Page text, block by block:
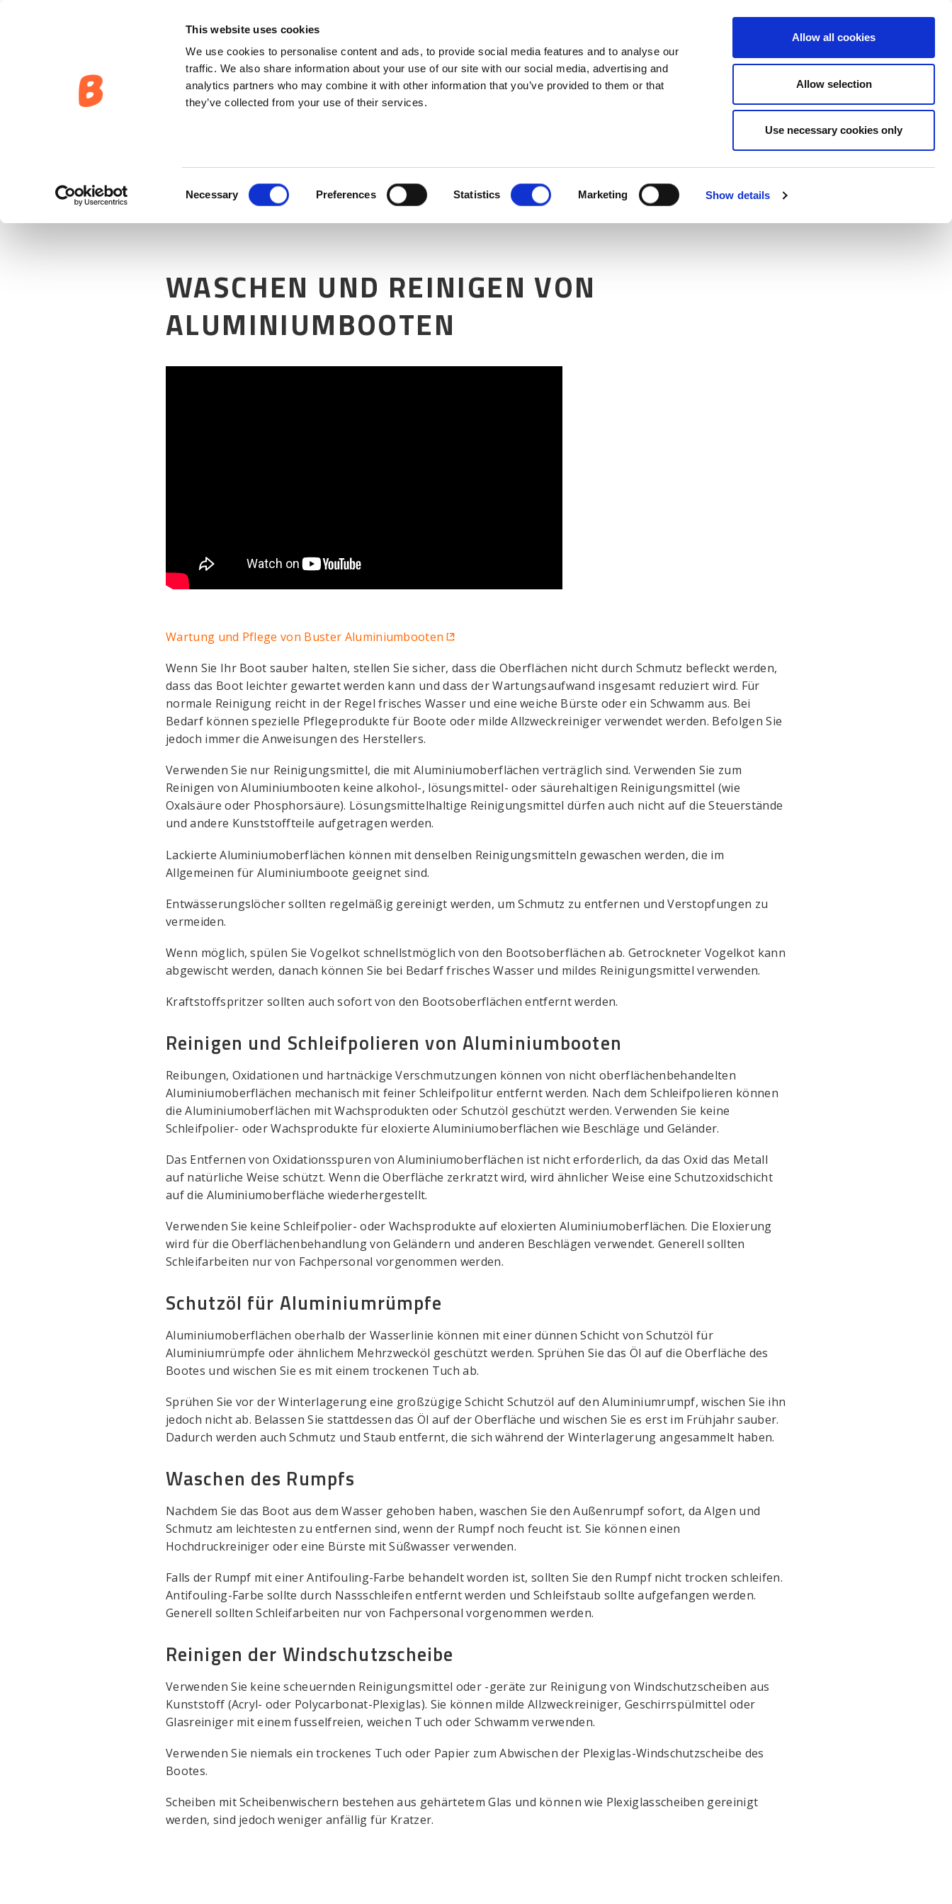
This website uses cookies
We use cookies to personalise content and ads, to provide social media features and to analyse our
traffic. We also share information about your use of our site with our social media, advertising and
analytics partners who may combine it with other information that you’ve provided to them or that
they’ve collected from your use of their services.
Necessary Preferences Statistics Marketing Show details
Allow all cookies
Allow selection
Use necessary cookies only
Share in Twitter
Share inShare
WASCHEN UND REINIGEN VON
ALUMINIUMBOOTEN
Wartung und Pflege von Buster Aluminiumbooten
Wenn Sie Ihr Boot sauber halten, stellen Sie sicher, dass die Oberflächen nicht durch Schmutz befleckt werden,
dass das Boot leichter gewartet werden kann und dass der Wartungsaufwand insgesamt reduziert wird. Für
normale Reinigung reicht in der Regel frisches Wasser und eine weiche Bürste oder ein Schwamm aus. Bei
Bedarf können spezielle Pflegeprodukte für Boote oder milde Allzweckreiniger verwendet werden. Befolgen Sie
jedoch immer die Anweisungen des Herstellers.
Verwenden Sie nur Reinigungsmittel, die mit Aluminiumoberflächen verträglich sind. Verwenden Sie zum
Reinigen von Aluminiumbooten keine alkohol-, lösungsmittel- oder säurehaltigen Reinigungsmittel (wie
Oxalsäure oder Phosphorsäure). Lösungsmittelhaltige Reinigungsmittel dürfen auch nicht auf die Steuerstände
und andere Kunststoffteile aufgetragen werden.
Lackierte Aluminiumoberflächen können mit denselben Reinigungsmitteln gewaschen werden, die im
Allgemeinen für Aluminiumboote geeignet sind.
Entwässerungslöcher sollten regelmäßig gereinigt werden, um Schmutz zu entfernen und Verstopfungen zu
vermeiden.
Wenn möglich, spülen Sie Vogelkot schnellstmöglich von den Bootsoberflächen ab. Getrockneter Vogelkot kann
abgewischt werden, danach können Sie bei Bedarf frisches Wasser und mildes Reinigungsmittel verwenden.
Kraftstoffspritzer sollten auch sofort von den Bootsoberflächen entfernt werden.
Reinigen und Schleifpolieren von Aluminiumbooten
Reibungen, Oxidationen und hartnäckige Verschmutzungen können von nicht oberflächenbehandelten
Aluminiumoberflächen mechanisch mit feiner Schleifpolitur entfernt werden. Nach dem Schleifpolieren können
die Aluminiumoberflächen mit Wachsprodukten oder Schutzöl geschützt werden. Verwenden Sie keine
Schleifpolier- oder Wachsprodukte für eloxierte Aluminiumoberflächen wie Beschläge und Geländer.
Das Entfernen von Oxidationsspuren von Aluminiumoberflächen ist nicht erforderlich, da das Oxid das Metall
auf natürliche Weise schützt. Wenn die Oberfläche zerkratzt wird, wird ähnlicher Weise eine Schutzoxidschicht
auf die Aluminiumoberfläche wiederhergestellt.
Verwenden Sie keine Schleifpolier- oder Wachsprodukte auf eloxierten Aluminiumoberflächen. Die Eloxierung
wird für die Oberflächenbehandlung von Geländern und anderen Beschlägen verwendet. Generell sollten
Schleifarbeiten nur von Fachpersonal vorgenommen werden.
Schutzöl für Aluminiumrümpfe
Aluminiumoberflächen oberhalb der Wasserlinie können mit einer dünnen Schicht von Schutzöl für
Aluminiumrümpfe oder ähnlichem Mehrzwecköl geschützt werden. Sprühen Sie das Öl auf die Oberfläche des
Bootes und wischen Sie es mit einem trockenen Tuch ab.
Sprühen Sie vor der Winterlagerung eine großzügige Schicht Schutzöl auf den Aluminiumrumpf, wischen Sie ihn
jedoch nicht ab. Belassen Sie stattdessen das Öl auf der Oberfläche und wischen Sie es erst im Frühjahr sauber.
Dadurch werden auch Schmutz und Staub entfernt, die sich während der Winterlagerung angesammelt haben.
Waschen des Rumpfs
Nachdem Sie das Boot aus dem Wasser gehoben haben, waschen Sie den Außenrumpf sofort, da Algen und
Schmutz am leichtesten zu entfernen sind, wenn der Rumpf noch feucht ist. Sie können einen
Hochdruckreiniger oder eine Bürste mit Süßwasser verwenden.
Falls der Rumpf mit einer Antifouling-Farbe behandelt worden ist, sollten Sie den Rumpf nicht trocken schleifen.
Antifouling-Farbe sollte durch Nassschleifen entfernt werden und Schleifstaub sollte aufgefangen werden.
Generell sollten Schleifarbeiten nur von Fachpersonal vorgenommen werden.
Reinigen der Windschutzscheibe
Verwenden Sie keine scheuernden Reinigungsmittel oder -geräte zur Reinigung von Windschutzscheiben aus
Kunststoff (Acryl- oder Polycarbonat-Plexiglas). Sie können milde Allzweckreiniger, Geschirrspülmittel oder
Glasreiniger mit einem fusselfreien, weichen Tuch oder Schwamm verwenden.
Verwenden Sie niemals ein trockenes Tuch oder Papier zum Abwischen der Plexiglas-Windschutzscheibe des
Bootes.
Scheiben mit Scheibenwischern bestehen aus gehärtetem Glas und können wie Plexiglasscheiben gereinigt
werden, sind jedoch weniger anfällig für Kratzer.